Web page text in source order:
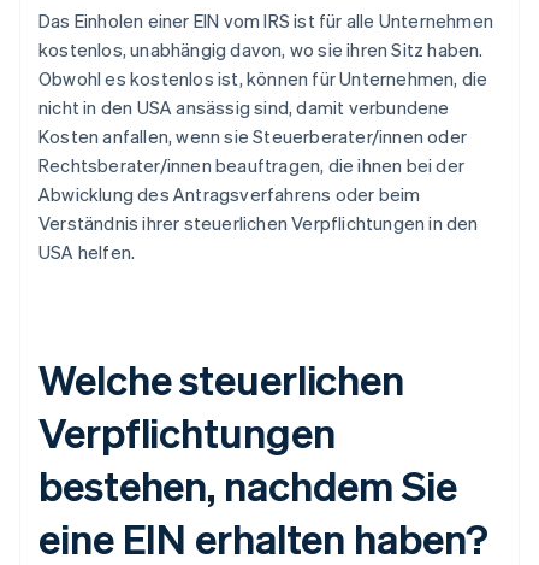
Das Einholen einer EIN vom IRS ist für alle Unternehmen
kostenlos, unabhängig davon, wo sie ihren Sitz haben.
Obwohl es kostenlos ist, können für Unternehmen, die
nicht in den USA ansässig sind, damit verbundene
Kosten anfallen, wenn sie Steuerberater/innen oder
Rechtsberater/innen beauftragen, die ihnen bei der
Abwicklung des Antragsverfahrens oder beim
Verständnis ihrer steuerlichen Verpflichtungen in den
USA helfen.
Welche steuerlichen
Verpflichtungen
bestehen, nachdem Sie
eine EIN erhalten haben?